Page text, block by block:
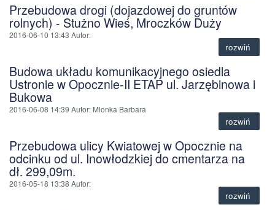
Przebudowa drogi (dojazdowej do gruntów
rolnych) - Stużno Wieś, Mroczków Duży
2016-06-10 13:43 Autor:
rozwiń
Budowa układu komunikacyjnego osiedla
Ustronie w Opocznie-II ETAP ul. Jarzębinowa i
Bukowa
2016-06-08 14:39 Autor: Mlonka Barbara
rozwiń
Przebudowa ulicy Kwiatowej w Opocznie na
odcinku od ul. Inowłodzkiej do cmentarza na
dł. 299,09m.
2016-05-18 13:38 Autor:
rozwiń